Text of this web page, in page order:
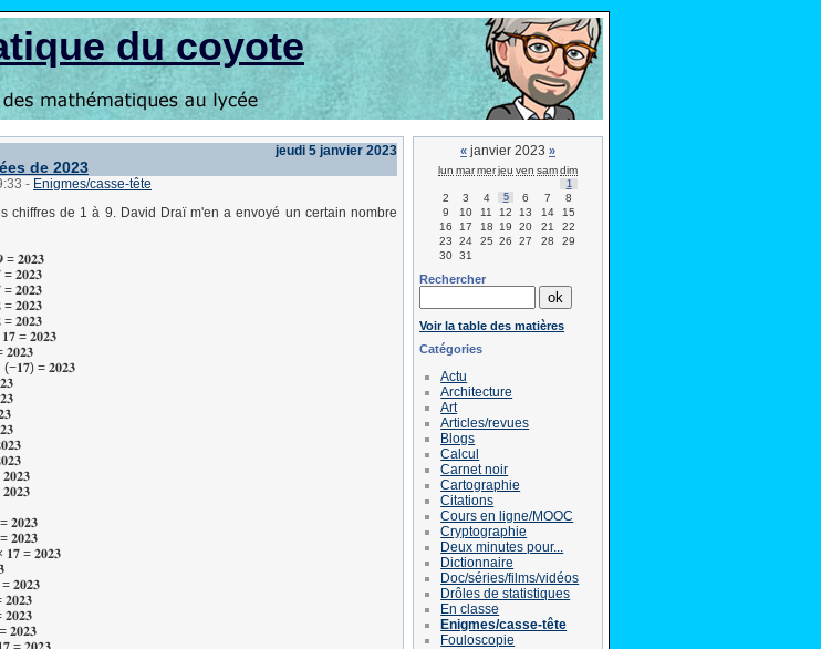
du coyote
jeudi 5 janvier 2023
de 2023
- Enigmes/casse-tête
chiffres de 1 à 9. David Draï m'en a envoyé un certain nombre
= 𝟐𝟎𝟐𝟑
= 𝟐𝟎𝟐𝟑
= 𝟐𝟎𝟐𝟑
= 𝟐𝟎𝟐𝟑
= 𝟐𝟎𝟐𝟑
= 𝟐𝟎𝟐𝟑
𝟐𝟎𝟐𝟑
= 𝟐𝟎𝟐𝟑
𝟐𝟎𝟐𝟑
𝟐𝟎𝟐𝟑
𝟏𝟕 = 𝟐𝟎𝟐𝟑
𝟐𝟎𝟐𝟑
𝟐𝟎𝟐𝟑
𝟐𝟎𝟐𝟑
𝟐𝟎𝟐𝟑
« janvier 2023 »
lun marmerjeu ven samdim
1
2 3 4 5 6 7
8
9
10 11 12 13 14
15
16
17 18 19 20 21
22
23
24 25 26 27 28
29
30 31
Rechercher
Voir la table des matières
Catégories
Actu
Architecture
Art
Articles/revues
Blogs
Calcul
Carnet noir
Cartographie
Citations
Cours en ligne/MOOC
Cryptographie
Deux minutes pour...
Dictionnaire
Doc/séries/films/vidéos
Drôles de statistiques
En classe
Enigmes/casse-tête
Fouloscopie